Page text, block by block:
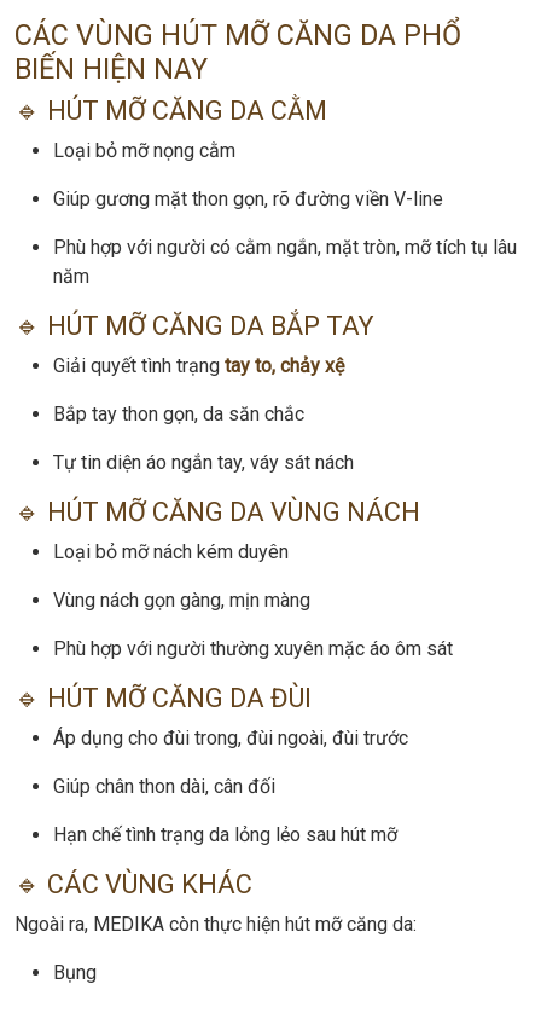
CÁC VÙNG HÚT MỠ CĂNG DA PHỔ
BIẾN HIỆN NAY
🔹 HÚT MỠ CĂNG DA CẰM
Loại bỏ mỡ nọng cằm
Giúp gương mặt thon gọn, rõ đường viền V-line
Phù hợp với người có cằm ngắn, mặt tròn, mỡ tích tụ lâu
năm
🔹 HÚT MỠ CĂNG DA BẮP TAY
Giải quyết tình trạng tay to, chảy xệ
Bắp tay thon gọn, da săn chắc
Tự tin diện áo ngắn tay, váy sát nách
🔹 HÚT MỠ CĂNG DA VÙNG NÁCH
Loại bỏ mỡ nách kém duyên
Vùng nách gọn gàng, mịn màng
Phù hợp với người thường xuyên mặc áo ôm sát
🔹 HÚT MỠ CĂNG DA ĐÙI
Áp dụng cho đùi trong, đùi ngoài, đùi trước
Giúp chân thon dài, cân đối
Hạn chế tình trạng da lỏng lẻo sau hút mỡ
🔹 CÁC VÙNG KHÁC
Ngoài ra, MEDIKA còn thực hiện hút mỡ căng da:
Bụng